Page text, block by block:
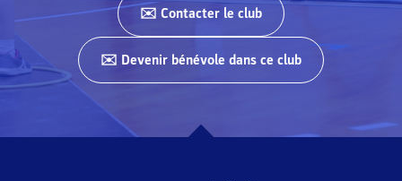
✉️ Contacter le club
✉️ Devenir bénévole dans ce club